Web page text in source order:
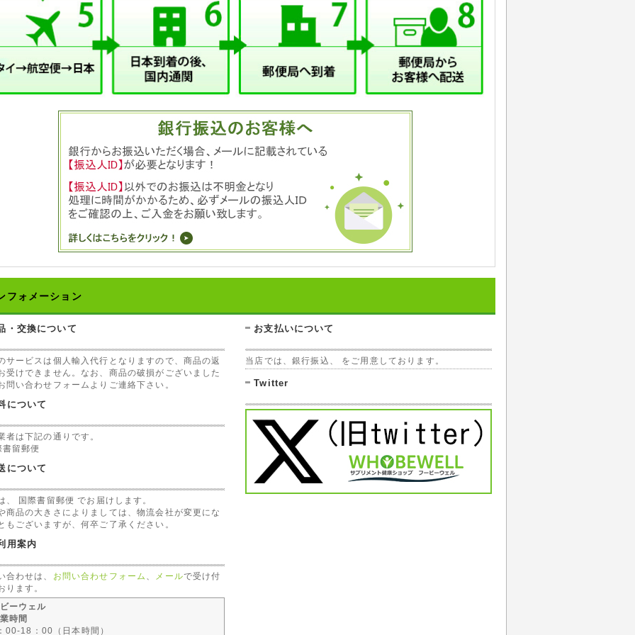
フォメーション
・交換について
サービスは個人輸入代行となりますので、商品の返
受けできません。なお、商品の破損がございました
問い合わせフォームよりご連絡下さい。
について
者は下記の通りです。
留郵便
について
、 国際書留郵便 でお届けします。
商品の大きさによりましては、物流会社が変更にな
もございますが、何卒ご了承ください。
用案内
合わせは、 お問い合わせフォーム メールで受け付
ります。
ーウェル
時間
00-18：00（日本時間）
お支払いについて
当店では、銀行振込、 をご用意しております。
Twitter